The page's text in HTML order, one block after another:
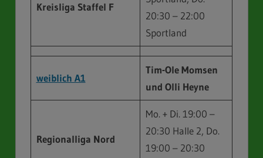
Kreisliga Staffel F
20:30 – 22:00
Sportland
weiblich A1
Tim-Ole Momsen
und Olli Heyne
Regionalliga Nord
Mo. + Di. 19:00 –
20:30 Halle 2, Do.
19:00 – 20:30